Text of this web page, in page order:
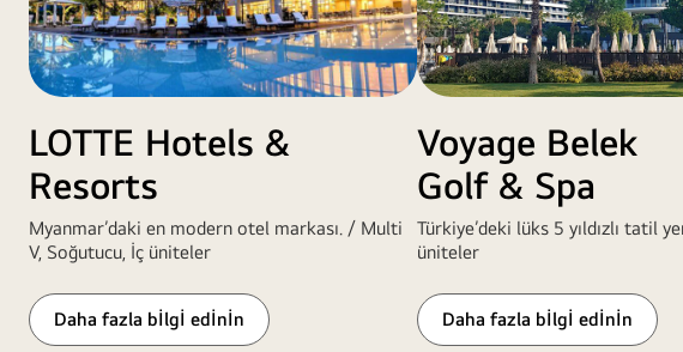
LOTTE Hotels &
Resorts
Myanmar’daki en modern otel markası. / Multi
V, Soğutucu, İç üniteler
Daha fazla bİlgİ edİnİn
Voyage Belek
Golf & Spa
Türkiye’deki lüks 5 yıldızlı tatil
üniteler
Daha fazla bİlgİ edİnİn